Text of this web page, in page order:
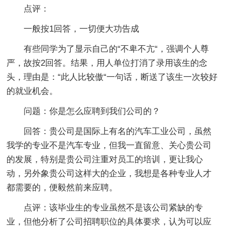
点评：
一般按1回答，一切便大功告成
有些同学为了显示自己的“不卑不亢“，强调个人尊
严，故按2回答。结果，用人单位打消了录用该生的念
头，理由是：“此人比较傲“一句话，断送了该生一次较好
的就业机会。
问题：你是怎么应聘到我们公司的？
回答：贵公司是国际上有名的汽车工业公司，虽然
我学的专业不是汽车专业，但我一直留意、关心贵公司
的发展，特别是贵公司注重对员工的培训，更让我心
动，另外象贵公司这样大的企业，我想是各种专业人才
都需要的，便毅然前来应聘。
点评：该毕业生的专业虽然不是该公司紧缺的专
业，但他分析了公司招聘职位的具体要求，认为可以应